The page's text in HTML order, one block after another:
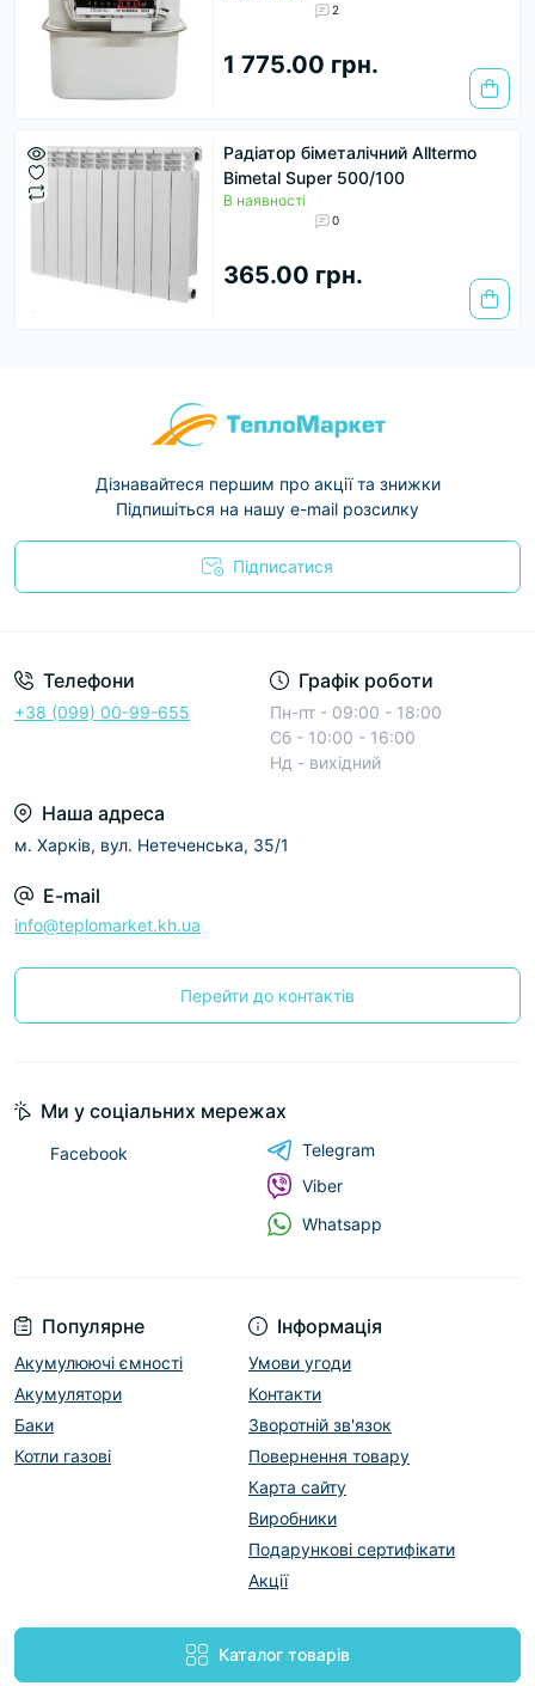
2
1 775.00 грн.
Радіатор біметалічний Alltermo
Bimetal Super 500/100
В наявності
0
365.00 грн.
Дізнавайтеся першим про акції та знижки
Підпишіться на нашу e-mail розсилку
Підписатися
Телефони
+38 (099) 00-99-655
Графік роботи
Пн-пт - 09:00 - 18:00
Сб - 10:00 - 16:00
Нд - вихідний
Наша адреса
м. Харків, вул. Нетеченська, 35/1
E-mail
info@teplomarket.kh.ua
Перейти до контактів
Популярне
Акумулюючі ємності
Акумулятори
Баки
Котли газові
Інформація
Умови угоди
Контакти
Зворотній зв'язок
Повернення товару
Карта сайту
Виробники
Подарункові сертифікати
Акції
Каталог товарів
Ми у соціальних мережах
Facebook
Telegram
Viber
Whatsapp